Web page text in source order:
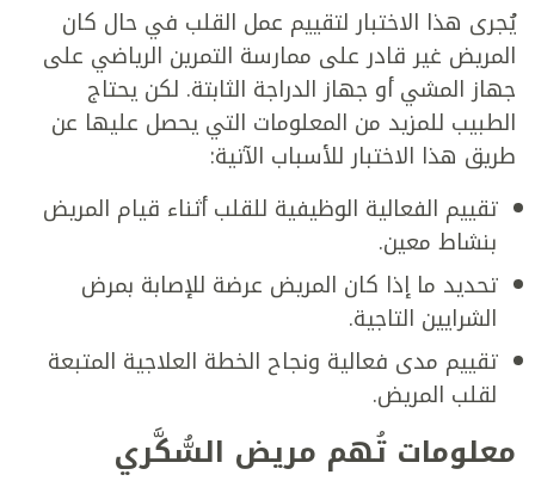
يُجرى هذا الاختبار لتقييم عمل القلب في حال كان
المريض غير قادر على ممارسة التمرين الرياضي على
جهاز المشي أو جهاز الدراجة الثابتة. لكن يحتاج
الطبيب للمزيد من المعلومات التي يحصل عليها عن
طريق هذا الاختبار للأسباب الآتية:
تقييم الفعالية الوظيفية للقلب أثناء قيام المريض
بنشاط معين.
تحديد ما إذا كان المريض عرضة للإصابة بمرض
الشرايين التاجية.
تقييم مدى فعالية ونجاح الخطة العلاجية المتبعة
لقلب المريض.
معلومات تُهم مريض السُّكَّري